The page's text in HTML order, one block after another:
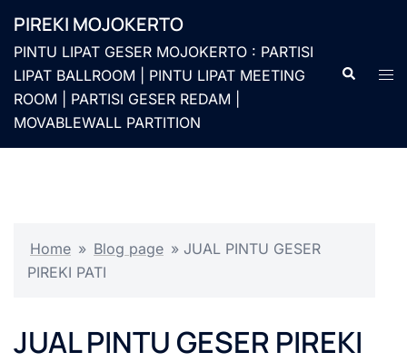
kePIREKI MOJOKERTO
PINTU LIPAT GESER MOJOKERTO : PARTISI
LIPAT BALLROOM | PINTU LIPAT MEETING
ROOM | PARTISI GESER REDAM |
MOVABLEWALL PARTITION
Cari
Home » Blog page » JUAL PINTU GESER
PIREKI PATI
JUAL PINTU GESER PIREKI